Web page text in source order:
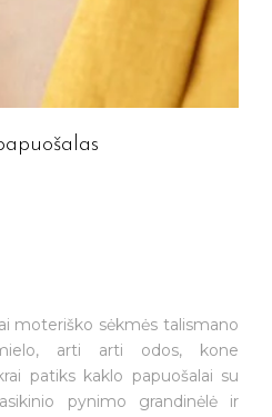
moteriško sėkmės talismano
arti arti odos, kone
patiks kaklo papuošalai su
pynimo grandinėlė ir